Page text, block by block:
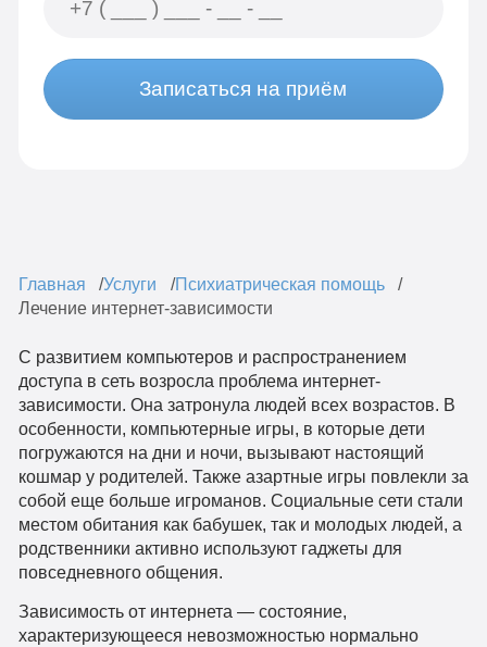
Записаться на приём
Главная Услуги
Психиатрическая помощь
Лечение интернет-зависимости
С развитием компьютеров и распространением
доступа в сеть возросла проблема интернет-
зависимости. Она затронула людей всех возрастов. В
особенности, компьютерные игры, в которые дети
погружаются на дни и ночи, вызывают настоящий
кошмар у родителей. Также азартные игры повлекли за
собой еще больше игроманов. Социальные сети стали
местом обитания как бабушек, так и молодых людей, а
родственники активно используют гаджеты для
повседневного общения.
Зависимость от интернета — состояние,
характеризующееся невозможностью нормально